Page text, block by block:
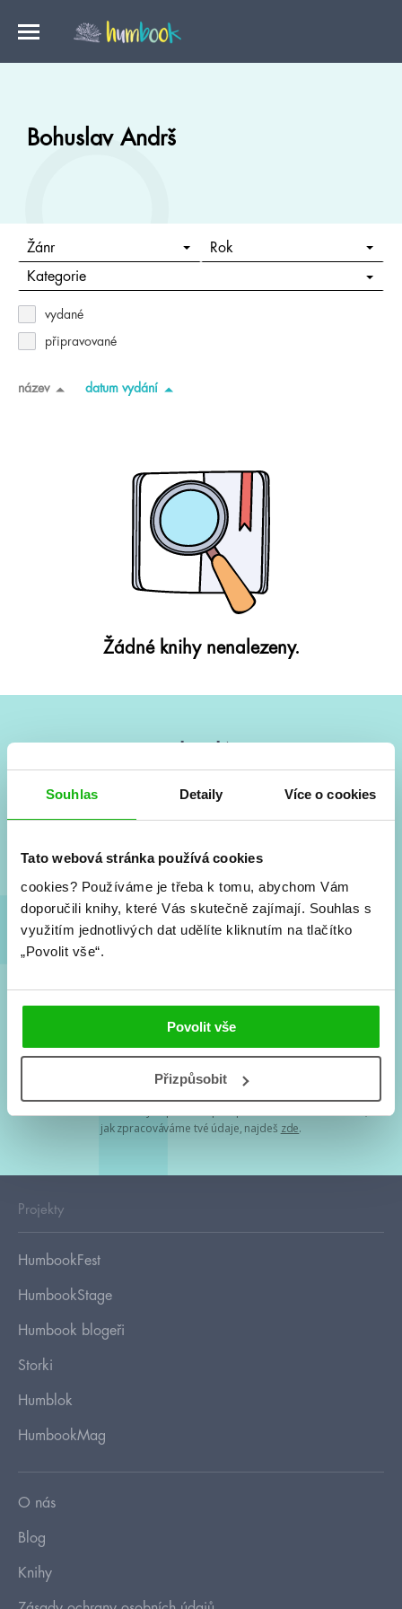
Souhlas Detaily Více o cookies
Tato webová stránka používá cookies
cookies? Používáme je třeba k tomu, abychom Vám
doporučili knihy, které Vás skutečně zajímají. Souhlas s
využitím jednotlivých dat udělíte kliknutím na tlačítko
„Povolit vše“.
Povolit vše
Přizpůsobit
Bohuslav Andrš
Žánr Rok
Kategorie
vydané
připravované
název datum vydání
Žádné knihy nenalezeny.
Vše kolem #youngadult každý měsíc rovnou do mailu!
a seriálové adaptace a další.
Souhlasím spodmínkami zpracování osobních údajů
Tvá e-mailová adresa je u nás v bezpečí. Přečti si
jak zpracováváme tvé údaje, najdeš zde.
Projekty
HumbookFest
HumbookStage
Humbook blogeři
Storki
Humblok
HumbookMag
O nás
Blog
Knihy